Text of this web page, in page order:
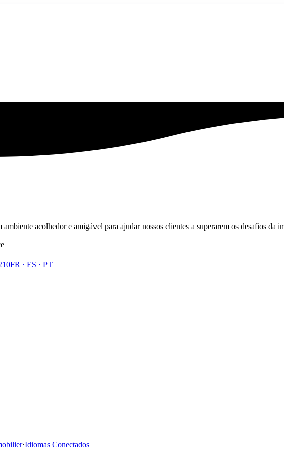
acolhedor e amigável para ajudar nossos clientes a superarem os desafios da
FR · ES · PT
·Idiomas Conectados